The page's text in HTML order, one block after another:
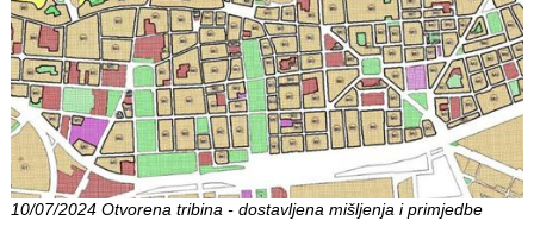
10/07/2024 Otvorena tribina - dostavljena mišljenja i primjedbe